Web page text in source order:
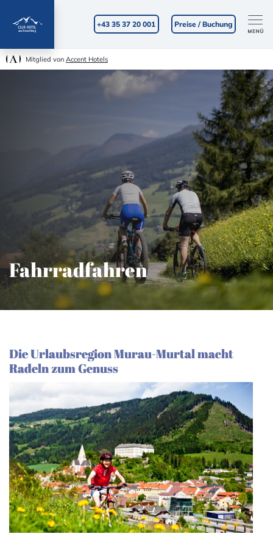
Mitglied von Accent Hotels
+43 35 37 20 001 Preise / Buchung
Fahrradfahren
Die Urlaubsregion Murau-Murtal macht
Radeln zum Genuss